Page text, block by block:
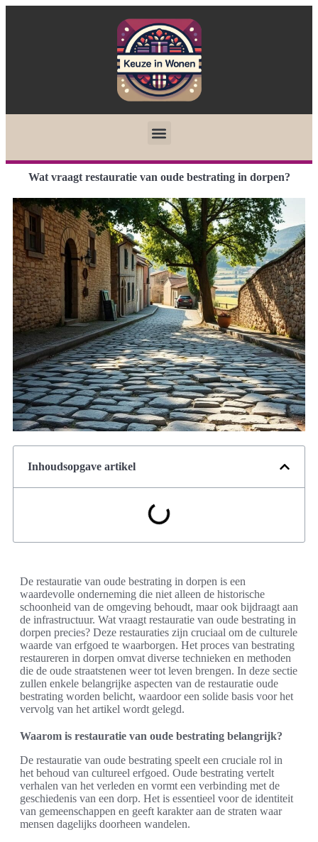
Wat vraagt restauratie van oude bestrating in dorpen?
Inhoudsopgave artikel
De restauratie van oude bestrating in dorpen is een
waardevolle onderneming die niet alleen de historische
schoonheid van de omgeving behoudt, maar ook bijdraagt aan
de infrastructuur. Wat vraagt restauratie van oude bestrating in
dorpen precies? Deze restauraties zijn cruciaal om de culturele
waarde van erfgoed te waarborgen. Het proces van bestrating
restaureren in dorpen omvat diverse technieken en methoden
die de oude straatstenen weer tot leven brengen. In deze sectie
zullen enkele belangrijke aspecten van de restauratie oude
bestrating worden belicht, waardoor een solide basis voor het
vervolg van het artikel wordt gelegd.
Waarom is restauratie van oude bestrating belangrijk?
De restauratie van oude bestrating speelt een cruciale rol in
het behoud van cultureel erfgoed. Oude bestrating vertelt
verhalen van het verleden en vormt een verbinding met de
geschiedenis van een dorp. Het is essentieel voor de identiteit
van gemeenschappen en geeft karakter aan de straten waar
mensen dagelijks doorheen wandelen.